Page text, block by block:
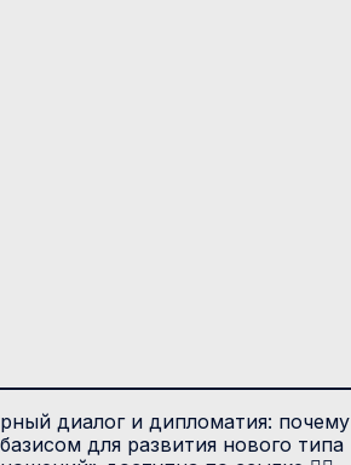
диалог и дипломатия: почему
для развития нового типа